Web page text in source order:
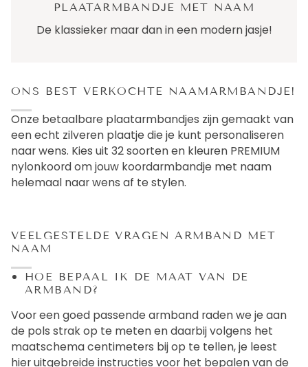
PLAATARMBANDJE MET NAAM
De klassieker maar dan in een modern jasje!
ONS BEST VERKOCHTE NAAMARMBANDJE!
Onze betaalbare plaatarmbandjes zijn gemaakt van
een echt zilveren plaatje die je kunt personaliseren
naar wens. Kies uit 32 soorten en kleuren PREMIUM
nylonkoord om jouw koordarmbandje met naam
helemaal naar wens af te stylen.
VEELGESTELDE VRAGEN ARMBAND MET
NAAM
HOE BEPAAL IK DE MAAT VAN DE
ARMBAND?
Voor een goed passende armband raden we je aan
de pols strak op te meten en daarbij volgens het
maatschema centimeters bij op te tellen, je leest
hieruitgebreide instructies voor het bepalen van de